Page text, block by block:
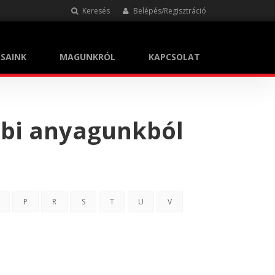
Keresés Belépés/Regisztráció
MAGUNKRÓL KAPCSOLAT
anyagunkból
P R S T U V